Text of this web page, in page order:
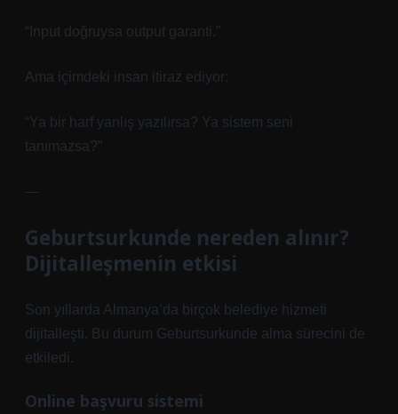
“Input doğruysa output garanti.”
Ama içimdeki insan itiraz ediyor:
“Ya bir harf yanlış yazılırsa? Ya sistem seni
tanımazsa?”
—
Geburtsurkunde nereden alınır?
Dijitalleşmenin etkisi
Son yıllarda Almanya’da birçok belediye hizmeti
dijitalleşti. Bu durum Geburtsurkunde alma sürecini de
etkiledi.
Online başvuru sistemi